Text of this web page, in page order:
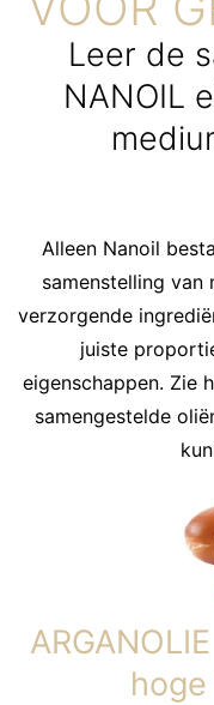
Leer de
NANOIL
Alleen Nanoil
samenstelling van
verzorgende
juiste
eigenschappen. Zie
samengestelde